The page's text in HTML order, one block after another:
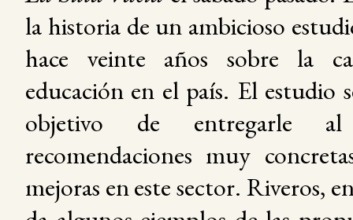
la historia de un ambicioso
hace veinte años sobre la
educación en el país. El estudio
objetivo de entregarle al
recomendaciones muy
mejoras en este sector. Riveros,